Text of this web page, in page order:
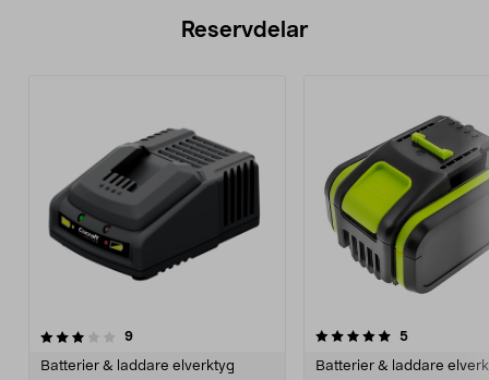
Reservdelar
9recensioner
Batterier & laddare elverktyg
5.0av 5 stjärnor 5recensioner
Batterier & laddare